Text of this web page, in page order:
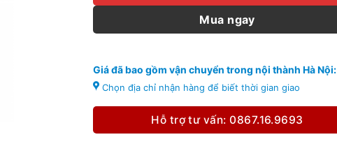
Mua ngay
Giá đã bao gồm vận chuyển trong nội thành Hà Nội:
Chọn địa chỉ nhận hàng để biết thời gian giao
Hỗ trợ tư vấn: 0867.16.9693